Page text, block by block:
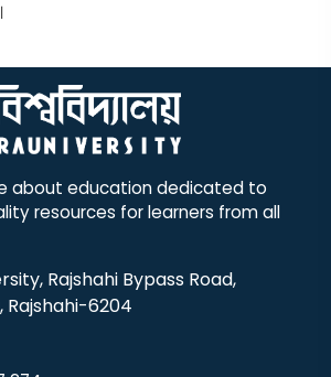
about education dedicated to
resources for learners from all
Rajshahi Bypass Road,
Rajshahi-6204